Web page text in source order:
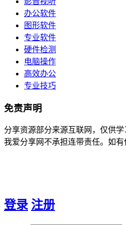
办公软件
图形软件
专业软件
硬件检测
电脑操作
高效办公
专业技巧
免责声明
分享资源部分来源互联网，仅供
我爱分享网不承担连带责任。如有
登录 注册